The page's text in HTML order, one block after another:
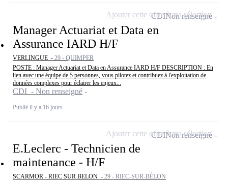
Manager Actuariat et Data en
Assurance IARD H/F
VERLINGUE - 29 - QUIMPER
POSTE : Manager Actuariat et Data en Assurance IARD H/F DESCRIPTION : En
lien avec une équipe de 5 personnes, vous pilotez et contribuez à l'exploitation de
données complexes pour éclairer les enjeux...
CDI - Non renseigné
Publié il y a 16 jours
CDINon renseigné
Ajouter cette offre à ma sélection
E.Leclerc - Technicien de
maintenance - H/F
SCARMOR - RIEC SUR BELON - 29 - RIEC-SUR-BÉLON
CDINon renseigné
Ajouter cette offre à ma sélection